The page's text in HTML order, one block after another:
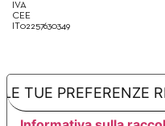
IVA
CEE
IT02257630349
LE TUE PREFERENZE